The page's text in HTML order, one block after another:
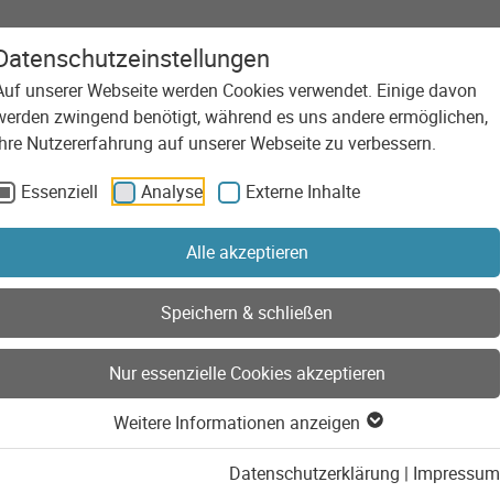
unserer Webseite werden Cookies verwendet. Einige davon
zwingend benötigt, während es uns andere ermöglichen,
Nutzererfahrung auf unserer Webseite zu verbessern.
Essenziell
Analyse Externe Inhalte
Alle akzeptieren
Speichern & schließen
Nur essenzielle Cookies akzeptieren
Weitere Informationen anzeigen
Datenschutzerklärung | Impressum
Agentur Leistungen Technologie